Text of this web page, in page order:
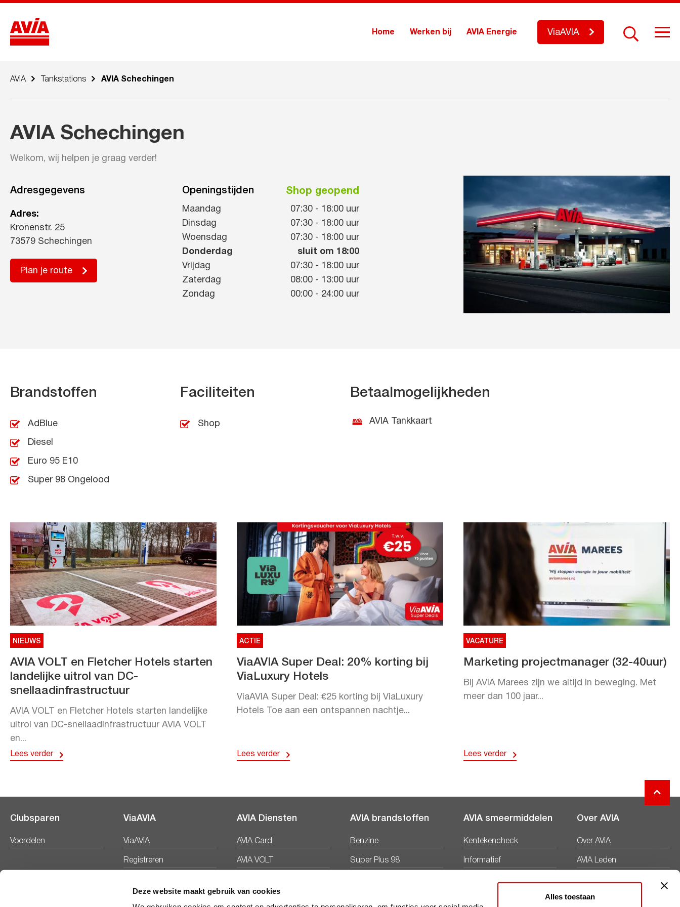
Deze website maakt gebruik van cookies
Alles toestaan
Home Werken bij AVIA Energie ViaAVIA
AVIA Tankstations AVIA Schechingen
AVIA Schechingen
Welkom, wij helpen je graag verder!
Adresgegevens
Adres:
Kronenstr. 25
73579 Schechingen
Plan je route
Openingstijden Shop geopend
Maandag 07:30 - 18:00 uur
Dinsdag
07:30 - 18:00 uur
Woensdag
07:30 - 18:00 uur
Donderdag
sluit om 18:00
Vrijdag
07:30 - 18:00 uur
Zaterdag
08:00 - 13:00 uur
Zondag
00:00 - 24:00 uur
Brandstoffen
AdBlue
Diesel
Euro 95 E10
Super 98 Ongelood
Faciliteiten
Shop
Betaalmogelijkheden
AVIA Tankkaart
NIEUWS
AVIA VOLT en Fletcher Hotels starten
landelijke uitrol van DC-
snellaadinfrastructuur
AVIA VOLT en Fletcher Hotels starten landelijke
uitrol van DC-snellaadinfrastructuur AVIA VOLT
en...
Lees verder
ACTIE
ViaAVIA Super Deal: 20% korting bij
ViaLuxury Hotels
ViaAVIA Super Deal: €25 korting bij ViaLuxury
Hotels Toe aan een ontspannen nachtje...
Lees verder
VACATURE
Marketing projectmanager (32-40uur)
Bij AVIA Marees zijn we altijd in beweging. Met
meer dan 100 jaar...
Lees verder
Clubsparen
Voordelen
ViaAVIA
ViaAVIA
Registreren
AVIA Diensten
AVIA Card
AVIA VOLT
AVIA brandstoffen
Benzine
Super Plus 98
AVIA smeermiddelen
Kentekencheck
Informatief
Over AVIA
Over AVIA
AVIA Leden
Duurzaamheid